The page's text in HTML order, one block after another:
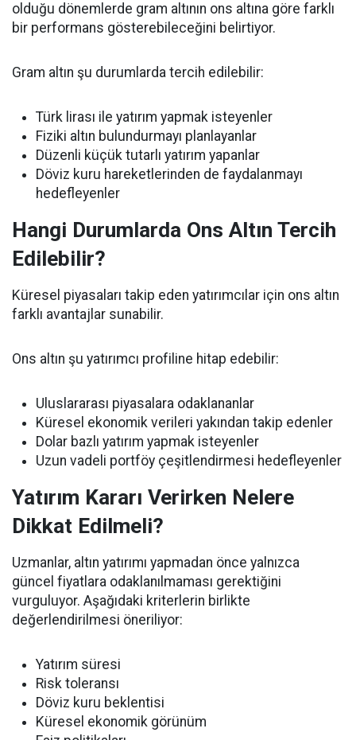
olduğu dönemlerde gram altının ons altına göre farklı
bir performans gösterebileceğini belirtiyor.
Gram altın şu durumlarda tercih edilebilir:
Türk lirası ile yatırım yapmak isteyenler
Fiziki altın bulundurmayı planlayanlar
Düzenli küçük tutarlı yatırım yapanlar
Döviz kuru hareketlerinden de faydalanmayı
hedefleyenler
Hangi Durumlarda Ons Altın Tercih
Edilebilir?
Küresel piyasaları takip eden yatırımcılar için ons altın
farklı avantajlar sunabilir.
Ons altın şu yatırımcı profiline hitap edebilir:
Uluslararası piyasalara odaklananlar
Küresel ekonomik verileri yakından takip edenler
Dolar bazlı yatırım yapmak isteyenler
Uzun vadeli portföy çeşitlendirmesi hedefleyenler
Yatırım Kararı Verirken Nelere
Dikkat Edilmeli?
Uzmanlar, altın yatırımı yapmadan önce yalnızca
güncel fiyatlara odaklanılmaması gerektiğini
vurguluyor. Aşağıdaki kriterlerin birlikte
değerlendirilmesi öneriliyor:
Yatırım süresi
Risk toleransı
Döviz kuru beklentisi
Küresel ekonomik görünüm